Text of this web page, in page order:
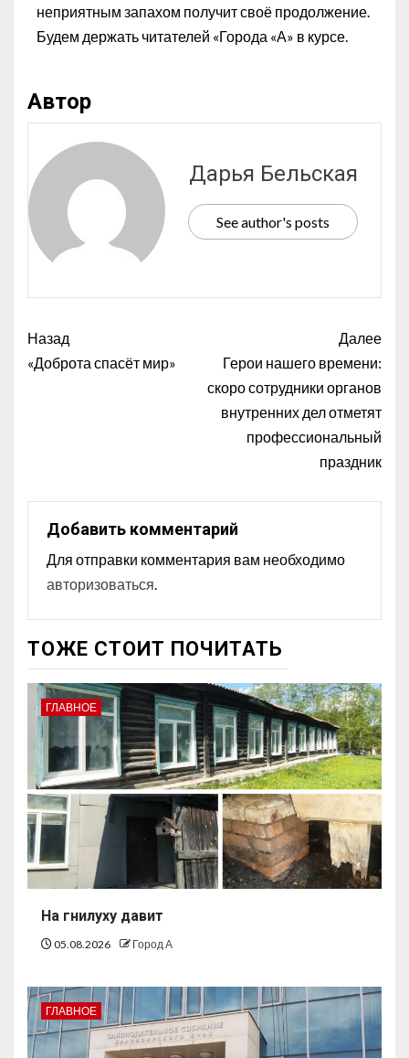
неприятным запахом получит своё продолжение.
Будем держать читателей «Города «А» в курсе.
Автор
Дарья Бельская
See author's posts
Назад
«Доброта спасёт мир»
Далее
Герои нашего времени:
скоро сотрудники органов
внутренних дел отметят
профессиональный
праздник
Добавить комментарий
Для отправки комментария вам необходимо
авторизоваться.
ТОЖЕ СТОИТ ПОЧИТАТЬ
ГЛАВНОЕ
На гнилуху давит
05.08.2026 Город А
ГЛАВНОЕ